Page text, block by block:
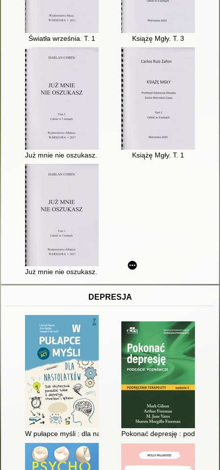
Światła września. T. 1 Książę Mgły. T. 3
Już mnie nie oszukasz. T. 5 Książę Mgły. T. 1
Już mnie nie oszukasz. T. 1
DEPRESJA
W pułapce myśli : dla nastolatków : jak skutecznie poradzić
Pokonać depresję : podejście